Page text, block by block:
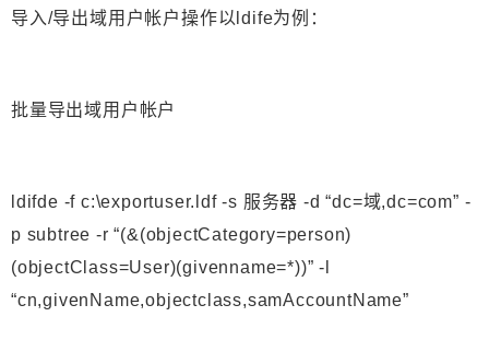
导入/导出域用户帐户操作以ldife为例：
批量导出域用户帐户
ldifde -f c:\exportuser.ldf -s 服务器 -d “dc=域,dc=com” -
p subtree -r “(&(objectCategory=person)
(objectClass=User)(givenname=*))” -l
“cn,givenName,objectclass,samAccountName”